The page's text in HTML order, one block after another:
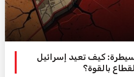
كيف تعيد إسرائيل
بالقوة؟